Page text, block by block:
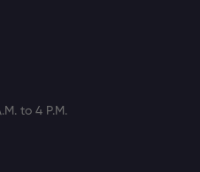
to 4 P.M.